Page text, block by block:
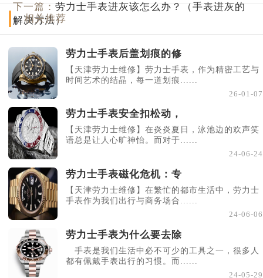
下一篇：劳力士手表进灰该怎么办？（手表进灰的
解决方法）
相关推荐
劳力士手表后盖划痕的修
【天津劳力士维修】劳力士手表，作为精密工艺与
时间艺术的结晶，每一道划痕......
26-01-07
劳力士手表安全扣松动，
【天津劳力士维修】在炎炎夏日，泳池边的欢声笑
语总是让人心旷神怡。而对于......
24-06-24
劳力士手表磁化危机：专
【天津劳力士维修】在繁忙的都市生活中，劳力士
手表作为我们出行与商务场合......
24-06-06
劳力士手表为什么要去除
手表是我们生活中必不可少的工具之一，很多人
都有佩戴手表出行的习惯。而......
24-05-29